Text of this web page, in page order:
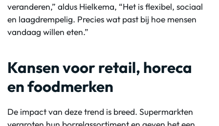
veranderen,” aldus Hielkema, “Het is flexibel, sociaal
en laagdrempelig. Precies wat past bij hoe mensen
vandaag willen eten.”
Kansen voor retail, horeca
en foodmerken
De impact van deze trend is breed. Supermarkten